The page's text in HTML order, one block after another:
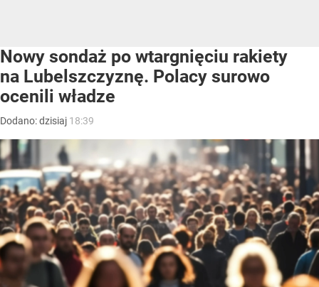
Nowy sondaż po wtargnięciu rakiety
na Lubelszczyznę. Polacy surowo
ocenili władze
Dodano:dzisiaj 18:39